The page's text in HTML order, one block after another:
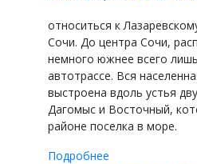
относиться к
Сочи. До центра Сочи,
немного южнее всего
автотрассе. Вся
выстроена вдоль устья
Дагомыс и Восточный,
районе поселка в море.
Подробнее